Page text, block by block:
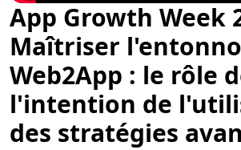
App Growth Week
Maîtriser
Web2App : le rôle
l'intention de
des stratégies